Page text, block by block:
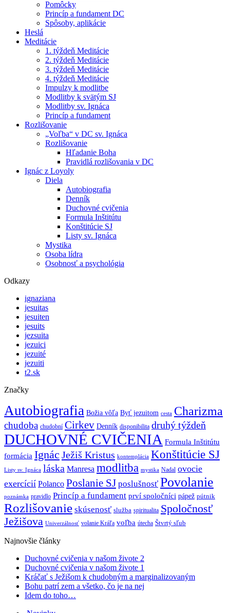
Pomôcky
Princíp a fundament DC
Spôsoby, aplikácie
Heslá
Meditácie
1. týždeň Meditácie
2. týždeň Meditácie
3. týždeň Meditácie
4. týždeň Meditácie
Impulzy k modlitbe
Modlitby k svätým SJ
Modlitby sv. Ignáca
Princíp a fundament
Rozlišovanie
„Voľba“ v DC sv. Ignáca
Rozlišovanie
Hľadanie Boha
Pravidlá rozlišovania v DC
Ignác z Loyoly
Diela
Autobiografia
Denník
Duchovné cvičenia
Formula Inštitútu
Konštitúcie SJ
Listy sv. Ignáca
Mystika
Osoba lídra
Osobnosť a psychológia
Odkazy
ignaziana
jesuitas
jesuiten
jesuits
jezsuita
jezuici
jezuité
jezuiti
t2.sk
Značky
Autobiografia Božia vôľa Byť jezuitom cesta Charizma
chudoba chudobní Cirkev Denník disponibilita druhý týždeň
DUCHOVNÉ CVIČENIA Formula Inštitútu
formácia Ignác Ježiš Kristus kontemplácia Konštitúcie SJ
Listy sv. Ignáca láska Manresa modlitba mystika Nadal ovocie
exercícií Polanco Poslanie SJ poslušnosť Povolanie
poznámka pravidlo Princíp a fundament prví spoločníci pápež pútnik
Rozlišovanie skúsenosť služba spiritualita Spoločnosť
Ježišova Univerzálnosť volanie Kráľa voľba útecha Štvrtý sľub
Najnovšie články
Duchovné cvičenia v našom živote 2
Duchovné cvičenia v našom živote 1
Kráčať s Ježišom k chudobným a marginalizovaným
Bohu patrí zem a všetko, čo je na nej
Idem do toho…